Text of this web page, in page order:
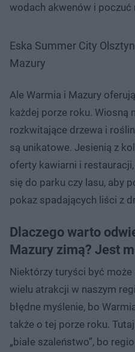
wodach akwenów i
Eska Summer City
Mazury
Ale Warmia i Mazury
każdej porze roku. Wiosną
rozkwitające drzewa i
są unikatowe. Jesienią z
oferty kawiarni i
się do parku czy lasu, aby
pokaz spadających liści z
Dlaczego warto
Mazury zimą? Jest
Niektórzy turyści być
wielu atrakcji w naszym
błędne myślenie, bo
także o tej porze roku.
„białe szaleństwo”, bo